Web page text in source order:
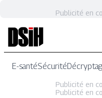
Publicité en
E-santéSécurité
Publicité en
Publicité en